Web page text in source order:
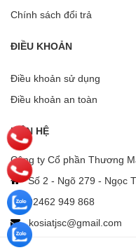
Chính sách đổi trả
ĐIỀU KHOẢN
Điều khoản sử dụng
Điều khoản an toàn
LIÊN HỆ
Công ty Cổ phần Thương
Số 2 - Ngõ 279 - Ngọc
02462 949 868
kosiatjsc@gmail.com